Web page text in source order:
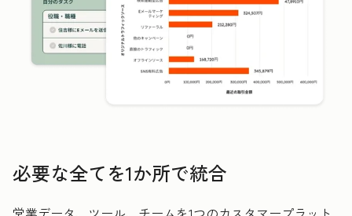
必要な全てを1か所で統合